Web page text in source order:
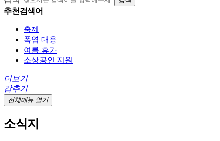
추천검색어
축제
폭염 대응
여름 휴가
소상공인 지원
더보기
감추기
전체메뉴 열기
소식지